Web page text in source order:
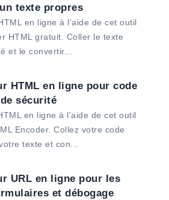
texte propres
en ligne à l'aide de cet outil
HTML gratuit. Coller le texte
et le convertir...
HTML en ligne pour code
sécurité
en ligne à l'aide de cet outil
Encoder. Collez votre code
texte et con...
URL en ligne pour les
et débogage